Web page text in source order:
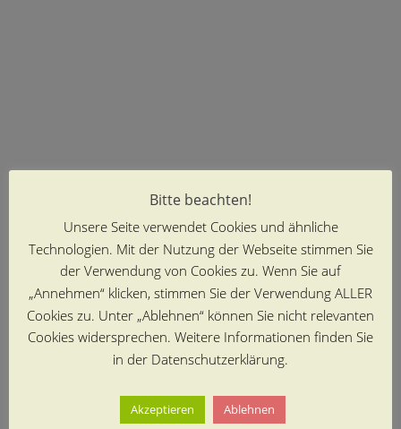
Bitte beachten!
Unsere Seite verwendet Cookies und ähnliche
Technologien. Mit der Nutzung der Webseite stimmen Sie
der Verwendung von Cookies zu. Wenn Sie auf
„Annehmen“ klicken, stimmen Sie der Verwendung ALLER
Cookies zu. Unter „Ablehnen“ können Sie nicht relevanten
Cookies widersprechen. Weitere Informationen finden Sie
in der Datenschutzerklärung.
Akzeptieren Ablehnen